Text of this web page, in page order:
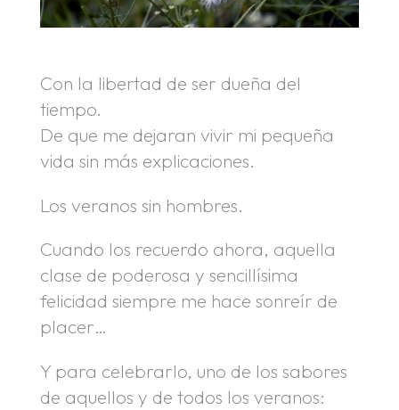
Con la libertad de ser dueña del
tiempo.
De que me dejaran vivir mi pequeña
vida sin más explicaciones.
Los veranos sin hombres.
Cuando los recuerdo ahora, aquella
clase de poderosa y sencillísima
felicidad siempre me hace sonreír de
placer…
Y para celebrarlo, uno de los sabores
de aquellos y de todos los veranos: